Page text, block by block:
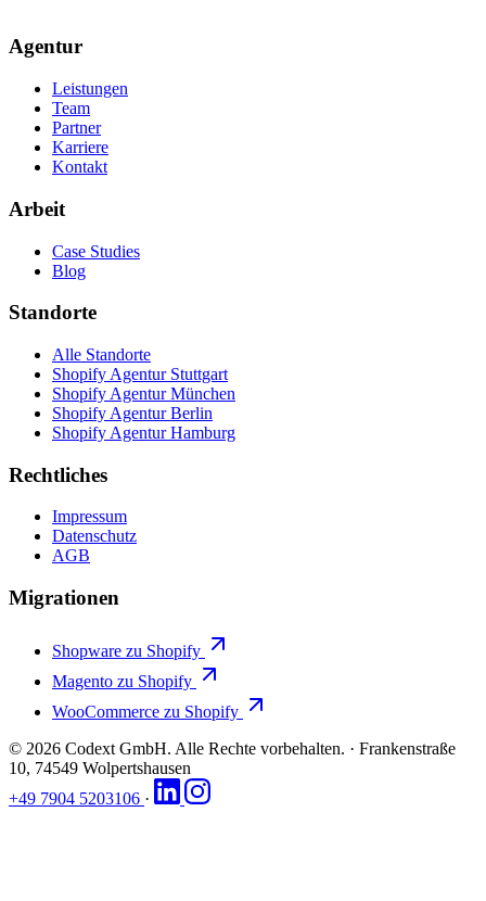
Agentur
Leistungen
Team
Partner
Karriere
Kontakt
Arbeit
Case Studies
Blog
Standorte
Alle Standorte
Shopify Agentur Stuttgart
Shopify Agentur München
Shopify Agentur Berlin
Shopify Agentur Hamburg
Rechtliches
Impressum
Datenschutz
AGB
Migrationen
Shopware zu Shopify
Magento zu Shopify
WooCommerce zu Shopify
© 2026 Codext GmbH. Alle Rechte vorbehalten. · Frankenstraße
10, 74549 Wolpertshausen
+49 7904 5203106 ·